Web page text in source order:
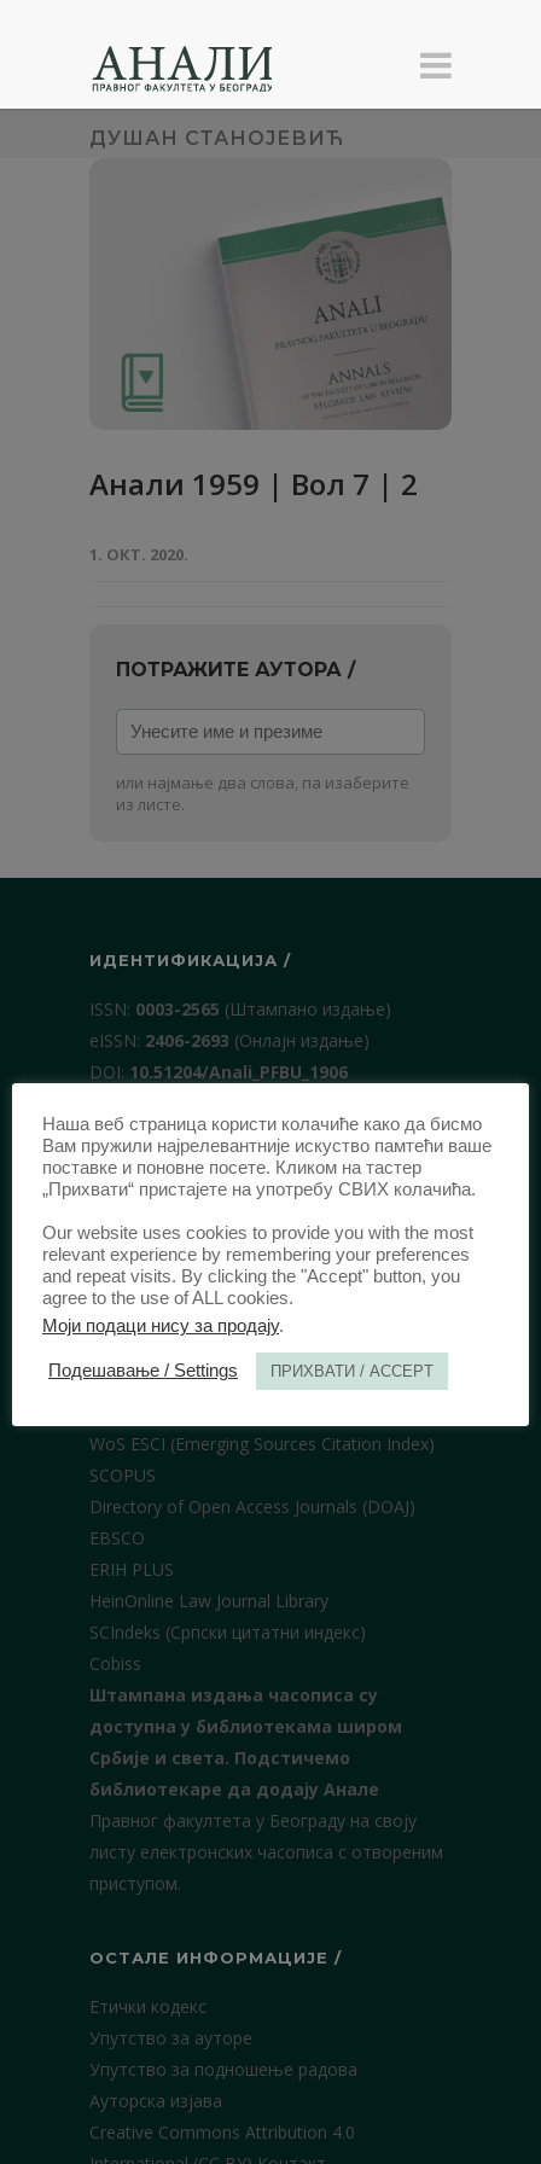
ДУШАН СТАНОЈЕВИЋ
Анaли 1959 | Вол 7 | 2
1. ОКТ. 2020.
ПОТРАЖИТЕ АУТОРА /
Унесите
име
и
презиме
или најмање два слова, па изаберите
из листе.
ИДЕНТИФИКАЦИЈА /
ISSN: 0003-2565 (Штампано издање)
еISSN: 2406-2693 (Онлајн издање)
DOI: 10.51204/Anali_PFBU_1906
ИЗДАВАЧ /
Правни факултет Универзитета у
Београду
Булевар краља Александра 67
11000 Београд
Србија
WoS ESCI (Emerging Sources Citation Index)
SCOPUS
Directory of Open Access Journals (DOAJ)
EBSCO
ERIH PLUS
HeinOnline Law Journal Library
SCIndeks (Српски цитатни индекс)
Cobiss
Штампана издања часописа су
доступна у библиотекама широм
Србије и света. Подстичемо
библиотекаре да додају Анале
Правног факултета у Београду на своју
листу електронских часописа с отвореним
приступом.
ОСТАЛЕ ИНФОРМАЦИЈЕ /
Етички кодекс
Упутство за ауторе
Упутство за подношење радова
Ауторска изјава
Creative Commons Attribution 4.0
Наша веб страница користи колачиће како да бисмо
Вам пружили најрелевантније искуство памтећи ваше
поставке и поновне посете. Кликом на тастер
„Прихвати“ пристајете на употребу СВИХ колачића.
Our website uses cookies to provide you with the most
relevant experience by remembering your preferences
and repeat visits. By clicking the "Accept" button, you
agree to the use of ALL cookies.
Моји подаци нису за продају.
Подешавање / Settings ПРИХВАТИ / ACCEPT